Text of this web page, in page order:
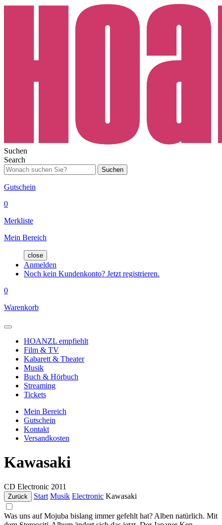
Suchen
Search
Suchen
Gutschein
0
Merkliste
Mein Bereich
close
Anmelden
Noch kein Kundenkonto? Jetzt registrieren.
0
Warenkorb
HOANZL empfiehlt
Film & TV
Kabarett & Theater
Musik
Buch & Hörbuch
Streaming
Tickets
Mein Bereich
Gutschein
Kontakt
Versandkosten
Kawasaki
CD Electronic 2011
Zurück Start Musik Electronic Kawasaki
Was uns auf Mojuba bislang immer gefehlt hat? Alben natürlich. Mit